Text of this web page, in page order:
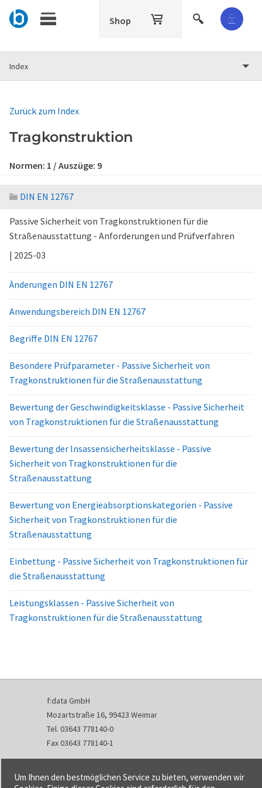
Shop
Index
Zurück zum Index
Tragkonstruktion
Normen: 1 / Auszüge: 9
DIN EN 12767
Passive Sicherheit von Tragkonstruktionen für die
Straßenausstattung - Anforderungen und Prüfverfahren
| 2025-03
Änderungen DIN EN 12767
Anwendungsbereich DIN EN 12767
Begriffe DIN EN 12767
Besondere Prüfparameter - Passive Sicherheit von
Tragkonstruktionen für die Straßenausstattung
Bewertung der Geschwindigkeitsklasse - Passive Sicherheit
von Tragkonstruktionen für die Straßenausstattung
Bewertung der Insassensicherheitsklasse - Passive
Sicherheit von Tragkonstruktionen für die
Straßenausstattung
Bewertung von Energieabsorptionskategorien - Passive
Sicherheit von Tragkonstruktionen für die
Straßenausstattung
Einbettung - Passive Sicherheit von Tragkonstruktionen für
die Straßenausstattung
Leistungsklassen - Passive Sicherheit von
Tragkonstruktionen für die Straßenausstattung
f:data GmbH
Mozartstraße 16, 99423 Weimar
Tel. 03643 778140-0
Fax 03643 778140-1
info@fdata.de
Kontakt
Um Ihnen den bestmöglichen Service zu bieten, verwenden wir